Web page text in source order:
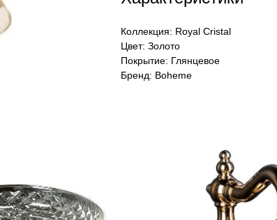
Коллекция: Royal Cristal
Цвет: Золото
Покрытие: Глянцевое
Бренд: Boheme